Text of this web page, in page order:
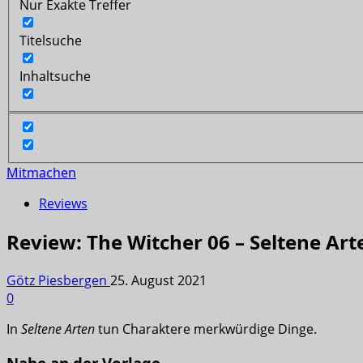
Nur Exakte Treffer
Titelsuche
Inhaltsuche
Mitmachen
Reviews
Review: The Witcher 06 – Seltene
Götz Piesbergen 25. August 2021
0
In Seltene Artentun Charaktere merkwürdige Dinge.